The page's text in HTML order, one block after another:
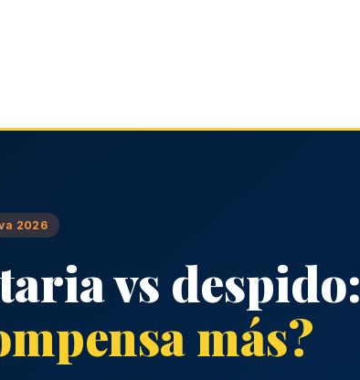
2026
vs despido:
más?